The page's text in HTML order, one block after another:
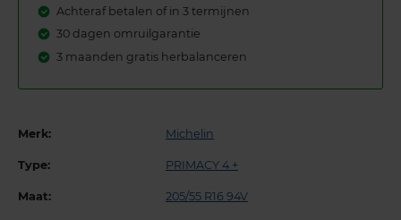
Achteraf betalen of in 3 termijnen
30 dagen omruilgarantie
3 maanden gratis herbalanceren
Merk: Michelin
Type: PRIMACY 4 +
Maat: 205/55 R16 94V